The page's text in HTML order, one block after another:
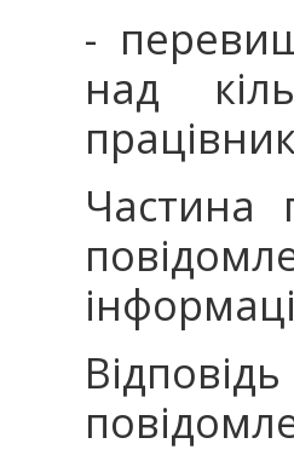
-
над
Частина